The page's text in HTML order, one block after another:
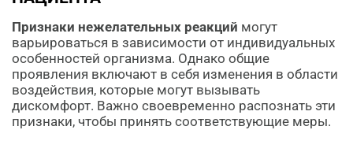
Признаки нежелательных реакций могут
варьироваться в зависимости от индивидуальных
особенностей организма. Однако общие
проявления включают в себя изменения в области
воздействия, которые могут вызывать
дискомфорт. Важно своевременно распознать эти
признаки, чтобы принять соответствующие меры.